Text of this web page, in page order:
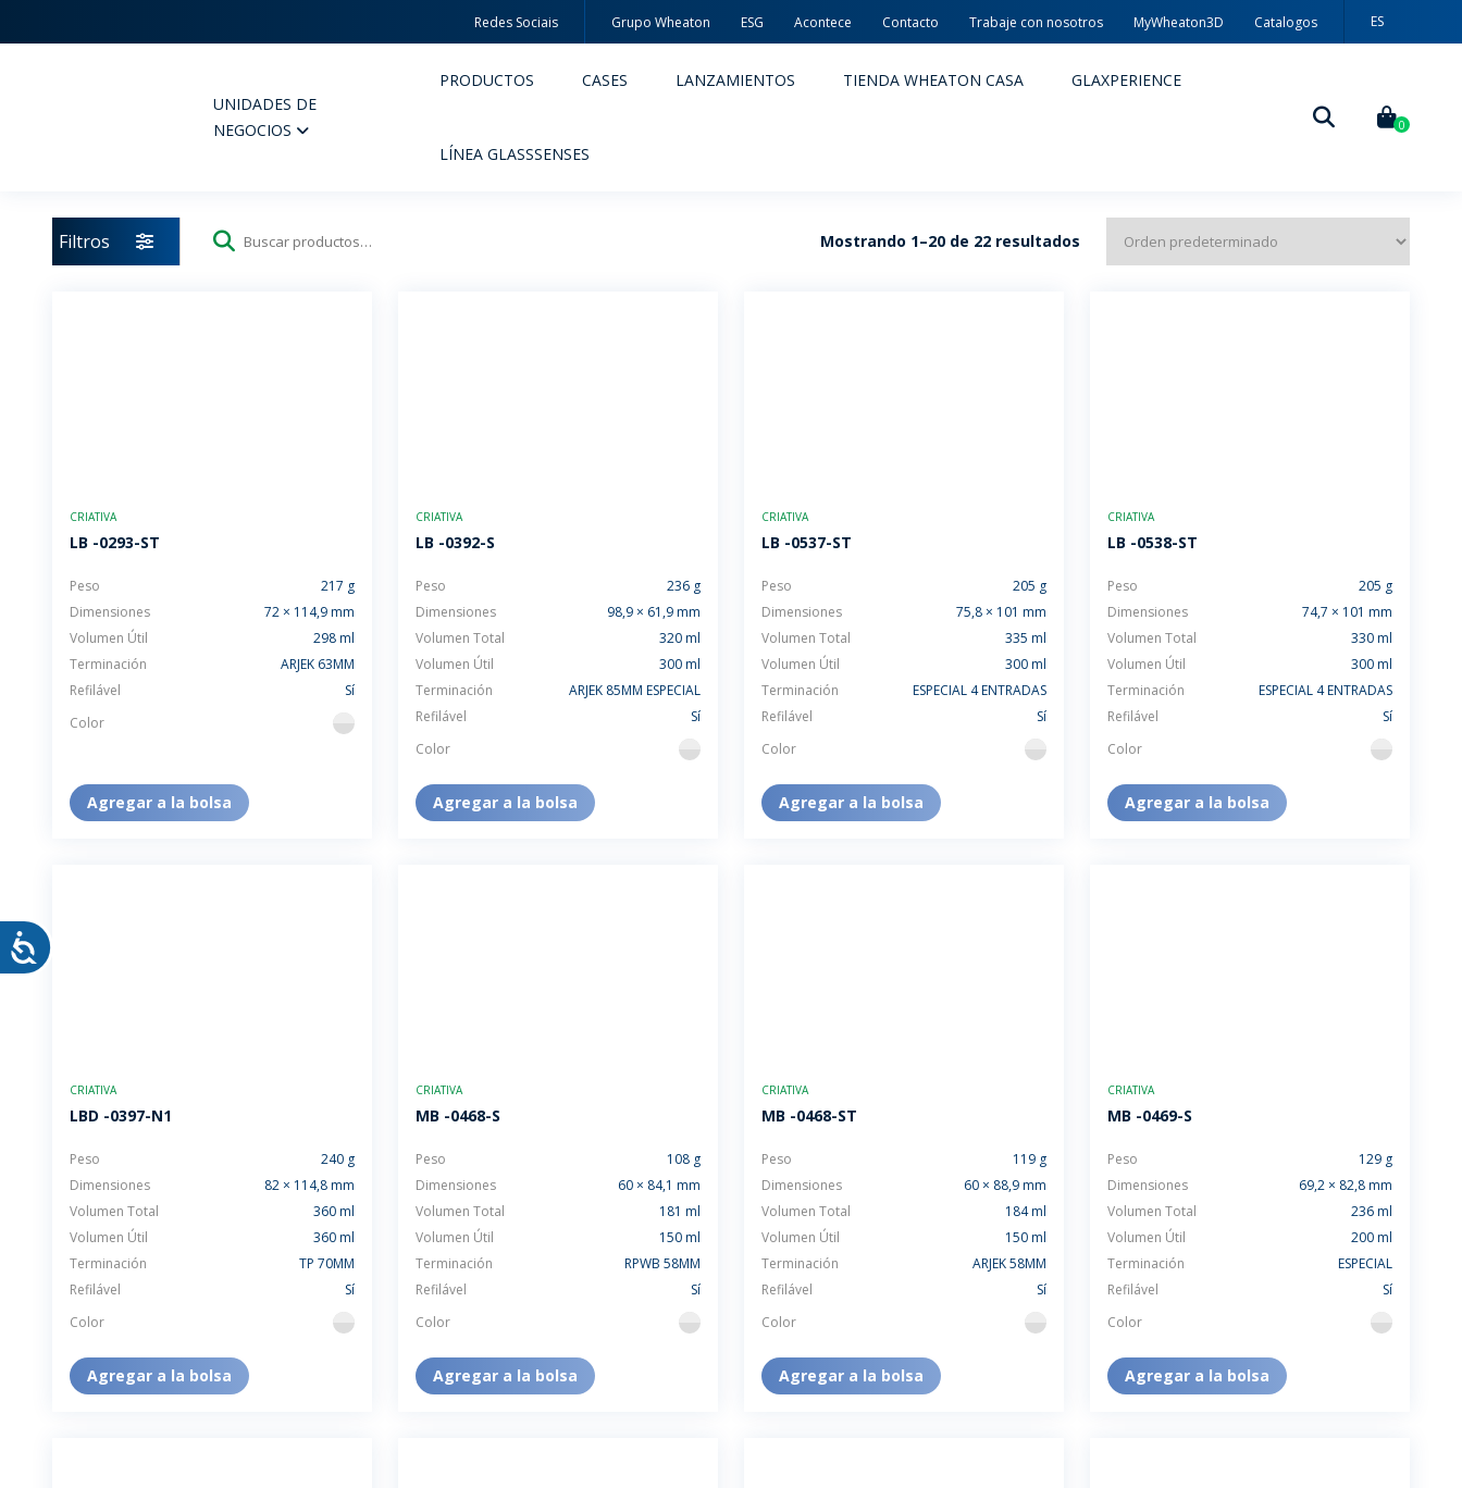
Redes Sociais Grupo Wheaton ESG Acontece Contacto Trabaje con nosotros MyWheaton3D Catalogos
ES
UNIDADES DE
NEGOCIOS
MYWHEATON3D
PRODUCTOS EXCLUSIVOS
MYWHEATON 3D
LANZAMIENTOS
BLOG
FARMACAP
PRODUCTOS CASES LANZAMIENTOS TIENDA WHEATON CASA GLAXPERIENCE
LÍNEA GLASSSENSES
0
Filtros
Buscar
Mostrando 1–20 de 22 resultados
CRIATIVA
LB -0293-ST
Peso
217 g
Dimensiones
72 × 114,9 mm
Volumen Útil
298 ml
Terminación
ARJEK 63MM
Refilável
Sí
Color
flint
Agregar a la bolsa
CRIATIVA
LB -0392-S
Peso
236 g
Dimensiones
98,9 × 61,9 mm
Volumen Total
320 ml
Volumen Útil
300 ml
Terminación
ARJEK 85MM ESPECIAL
Refilável
Sí
Color
flint
Agregar a la bolsa
CRIATIVA
LB -0537-ST
Peso
205 g
Dimensiones
75,8 × 101 mm
Volumen Total
335 ml
Volumen Útil
300 ml
Terminación
ESPECIAL 4 ENTRADAS
Refilável
Sí
Color
flint
Agregar a la bolsa
CRIATIVA
LB -0538-ST
Peso
205 g
Dimensiones
74,7 × 101 mm
Volumen Total
330 ml
Volumen Útil
300 ml
Terminación
ESPECIAL 4 ENTRADAS
Refilável
Sí
Color
flint
Agregar a la bolsa
CRIATIVA
LBD -0397-N1
Peso
240 g
Dimensiones
82 × 114,8 mm
Volumen Total
360 ml
Volumen Útil
360 ml
Terminación
TP 70MM
Refilável
Sí
Color
flint
Agregar a la bolsa
CRIATIVA
MB -0468-S
Peso
108 g
Dimensiones
60 × 84,1 mm
Volumen Total
181 ml
Volumen Útil
150 ml
Terminación
RPWB 58MM
Refilável
Sí
Color
flint
Agregar a la bolsa
CRIATIVA
MB -0468-ST
Peso
119 g
Dimensiones
60 × 88,9 mm
Volumen Total
184 ml
Volumen Útil
150 ml
Terminación
ARJEK 58MM
Refilável
Sí
Color
flint
Agregar a la bolsa
CRIATIVA
MB -0469-S
Peso
129 g
Dimensiones
69,2 × 82,8 mm
Volumen Total
236 ml
Volumen Útil
200 ml
Terminación
ESPECIAL
Refilável
Sí
Color
flint
Agregar a la bolsa